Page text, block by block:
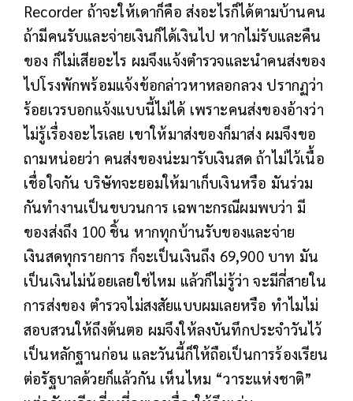
Recorder ถ้าจะให้เดาก็คือ ส่งอะไรก็ได้ตามบ้านคน
ถ้ามีคนรับและจ่ายเงินก็ได้เงินไป หากไม่รับและคืน
ของ ก็ไม่เสียอะไร ผมจึงแจ้งตำรวจและนำคนส่งของ
ไปโรงพักพร้อมแจ้งข้อกล่าวหาหลอกลวง ปรากฏว่า
ร้อยเวรบอกแจ้งแบบนี้ไม่ได้ เพราะคนส่งของอ้างว่า
ไม่รู้เรื่องอะไรเลย เขาให้มาส่งของก็มาส่ง ผมจึงขอ
ถามหน่อยว่า คนส่งของน่ะมารับเงินสด ถ้าไม่ไว้เนื้อ
เชื่อใจกัน บริษัทจะยอมให้มาเก็บเงินหรือ มันร่วม
กันทำงานเป็นขบวนการ เฉพาะกรณีผมพบว่า มี
ของส่งถึง 100 ชิ้น หากทุกบ้านรับของและจ่าย
เงินสดทุกรายการ ก็จะเป็นเงินถึง 69,900 บาท มัน
เป็นเงินไม่น้อยเลยใช่ไหม แล้วก็ไม่รู้ว่า จะมีกี่สายใน
การส่งของ ตำรวจไม่สงสัยแบบผมเลยหรือ ทำไมไม่
สอบสวนให้ถึงต้นตอ ผมจึงให้ลงบันทึกประจำวันไว้
เป็นหลักฐานก่อน และวันนี้ก็ให้ถือเป็นการร้องเรียน
ต่อรัฐบาลด้วยก็แล้วกัน เห็นไหม “วาระแห่งชาติ”